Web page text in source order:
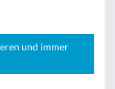
und immer